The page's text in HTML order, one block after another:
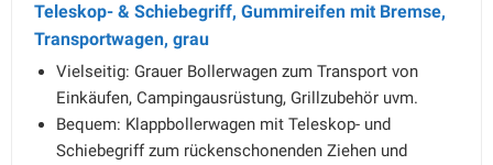
Teleskop- & Schiebegriff, Gummireifen mit Bremse,
Transportwagen, grau
Vielseitig: Grauer Bollerwagen zum Transport von
Einkäufen, Campingausrüstung, Grillzubehör uvm.
Bequem: Klappbollerwagen mit Teleskop- und
Schiebegriff zum rückenschonenden Ziehen und